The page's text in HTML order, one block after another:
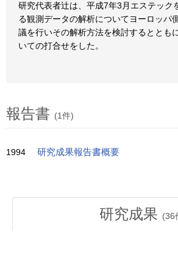
研究代表者辻は、平成7年3月エステック
る観測データの解析についてヨーロッパ
議を行いその解析方法を検討するととも
いての打合せをした。
報告書 (1件)
1994 研究成果報告書概要
研究成果 (36